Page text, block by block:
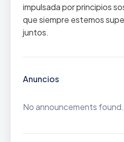
impulsada por principios
que siempre estemos
juntos.
Anuncios
No announcements found.